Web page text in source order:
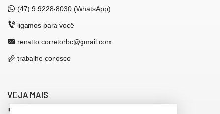
(47) 9.9228-8030 (WhatsApp)
ligamos para você
renatto.corretorbc@gmail.com
trabalhe conosco
VEJA MAIS